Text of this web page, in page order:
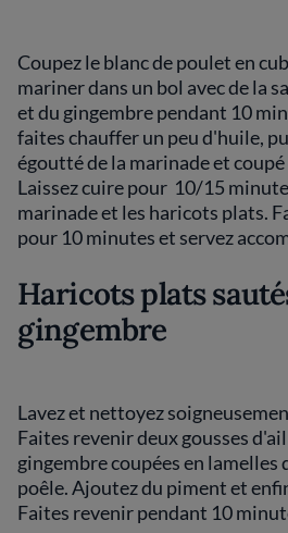
Coupez le blanc de poulet en
mariner dans un bol avec de la
et du gingembre pendant 10
faites chauffer un peu d'huile,
égoutté de la marinade et
Laissez cuire pour 10/15
marinade et les haricots plats.
pour 10 minutes et servez
Haricots plats
gingembre
Lavez et nettoyez
Faites revenir deux gousses
gingembre coupées en lamelles
poêle. Ajoutez du piment et
Faites revenir pendant 10